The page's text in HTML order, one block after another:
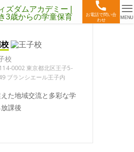
お電話で問い合
わせ
MENU
校
0002 東京都北区王子5-
ブランシエール王子内
た地域交流と多彩な学
課後